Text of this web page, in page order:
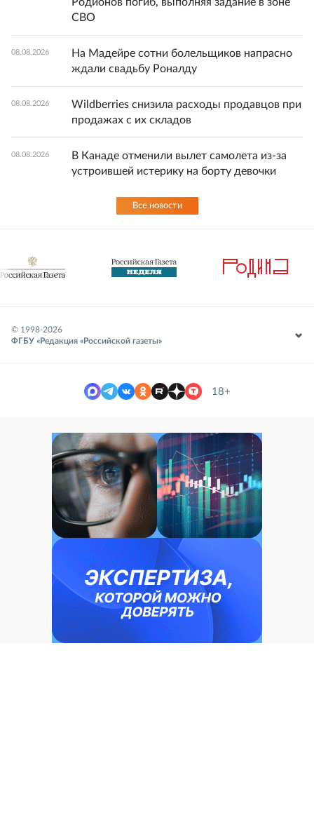
СВО
08.08.2026
На Мадейре сотни болельщиков напрасно
ждали свадьбу Роналду
08.08.2026
Wildberries снизила расходы продавцов при
продажах с их складов
08.08.2026
В Канаде отменили вылет самолета из-за
устроившей истерику на борту девочки
Все новости
© 1998-2026
ФГБУ «Редакция «Российской газеты»
18+